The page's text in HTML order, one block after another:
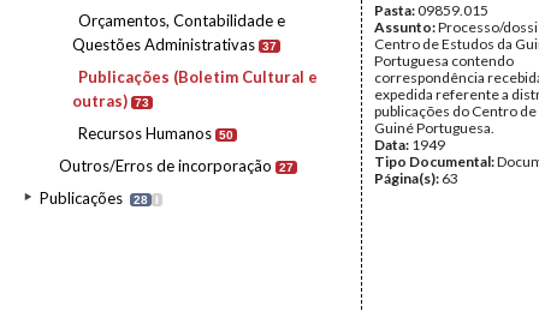
Orçamentos, Contabilidade e
Questões Administrativas 37
Publicações (Boletim Cultural e
outras) 73
Recursos Humanos 50
Outros/Erros de incorporação 27
Publicações 28 I
Pasta:09859.015
Assunto:Processo/
Centro de Estudos da
Portuguesa contendo
correspondência
expedida referente a
publicações do Centro
Guiné Portuguesa.
Data: 1949
Tipo Documental:
Página(s): 63